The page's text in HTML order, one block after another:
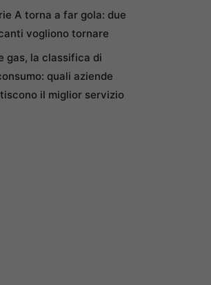
A torna a far gola: due
vogliono tornare
gas, la classifica di
quali aziende
il miglior servizio